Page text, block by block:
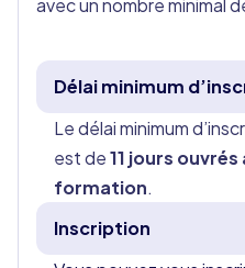
avec un nombre minimal
Délai minimum
Le délai minimum
est de11 jours
formation.
Inscription